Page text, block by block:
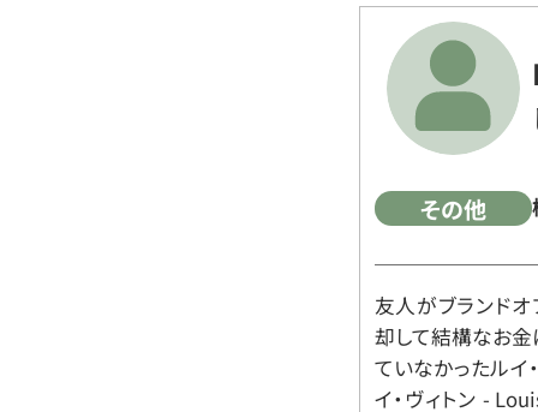
その他
友人がブランド
却して結構なお金
ていなかったルイ
イ・ヴィトン -